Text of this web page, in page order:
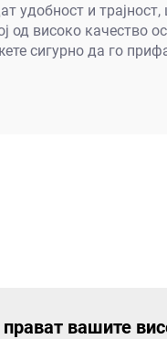
удобност и
високо качество
сигурно да го
вашите